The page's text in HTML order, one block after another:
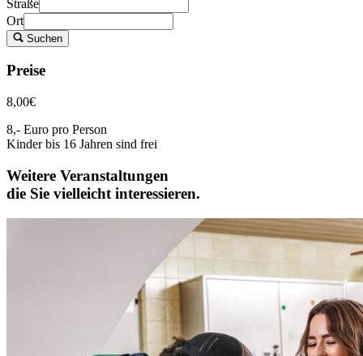
Straße
Ort
Suchen
Preise
8,00€
8,- Euro pro Person
Kinder bis 16 Jahren sind frei
Weitere Veranstaltungen
die Sie vielleicht interessieren.